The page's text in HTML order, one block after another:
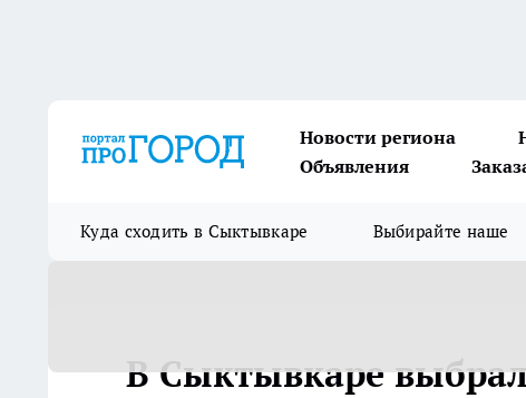
Новости региона
Объявления
Куда сходить в Сыктывкаре Выбирайте наше
В Сыктывкаре